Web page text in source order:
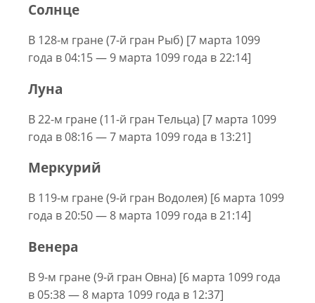
Солнце
В 128-м гране (7-й гран Рыб) [7 марта 1099
года в 04:15 — 9 марта 1099 года в 22:14]
Луна
В 22-м гране (11-й гран Тельца) [7 марта 1099
года в 08:16 — 7 марта 1099 года в 13:21]
Меркурий
В 119-м гране (9-й гран Водолея) [6 марта 1099
года в 20:50 — 8 марта 1099 года в 21:14]
Венера
В 9-м гране (9-й гран Овна) [6 марта 1099 года
в 05:38 — 8 марта 1099 года в 12:37]